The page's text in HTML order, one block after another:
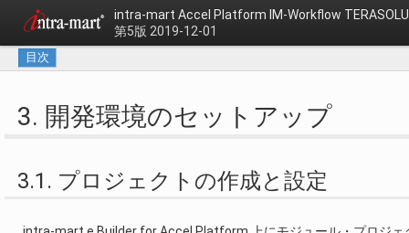
intra-mart Accel Platform IM-Workflow
第5版 2019-12-01
目次
3. 開発環境のセットアップ
3.1. プロジェクトの作成と設定